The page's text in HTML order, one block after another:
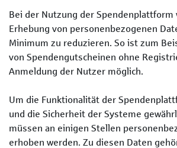
Bei der Nutzung der Spendenplattform
Erhebung von personenbezogenen
Minimum zu reduzieren. So ist zum
von Spendengutscheinen ohne
Anmeldung der Nutzer möglich.
Um die Funktionalität der
und die Sicherheit der Systeme
müssen an einigen Stellen
erhoben werden. Zu diesen Daten